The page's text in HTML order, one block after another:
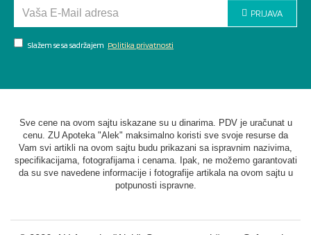
PRIJAVA
Slažem se sa sadržajem Politika privatnosti
Sve cene na ovom sajtu iskazane su u dinarima. PDV je uračunat u
cenu. ZU Apoteka "Alek" maksimalno koristi sve svoje resurse da
Vam svi artikli na ovom sajtu budu prikazani sa ispravnim nazivima,
specifikacijama, fotografijama i cenama. Ipak, ne možemo garantovati
da su sve navedene informacije i fotografije artikala na ovom sajtu u
potpunosti ispravne.